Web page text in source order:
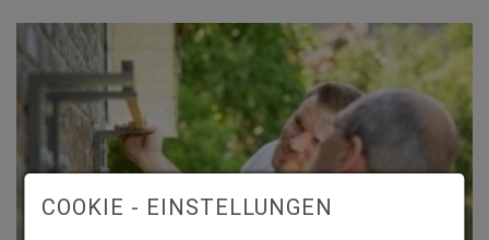
COOKIE - EINSTELLUNGEN